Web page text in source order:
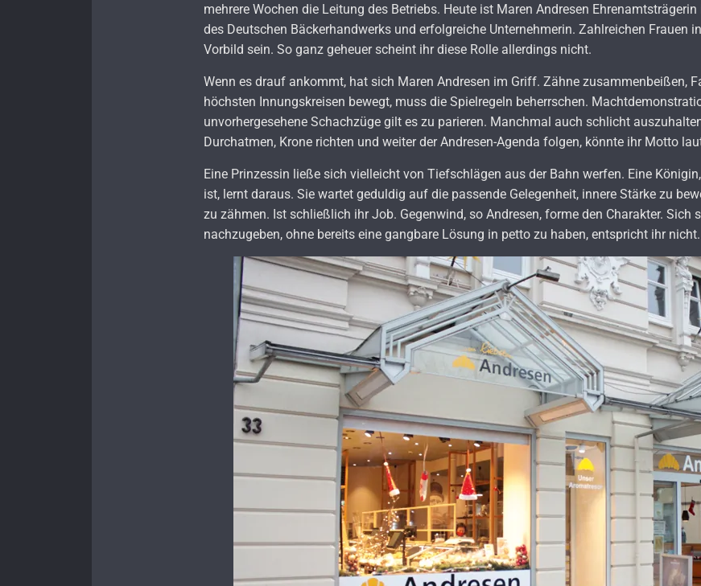
mehrere Wochen die Leitung des Betriebs. Heute ist Maren Andresen
des Deutschen Bäckerhandwerks und erfolgreiche Unternehmerin. Zahlreichen Frauen
Vorbild sein. So ganz geheuer scheint ihr diese Rolle allerdings nicht.
Wenn es drauf ankommt, hat sich Maren Andresen im Griff. Zähne zusammenbeißen,
höchsten Innungskreisen bewegt, muss die Spielregeln beherrschen.
unvorhergesehene Schachzüge gilt es zu parieren. Manchmal auch schlicht
Durchatmen, Krone richten und weiter der Andresen-Agenda folgen, könnte ihr Motto
Eine Prinzessin ließe sich vielleicht von Tiefschlägen aus der Bahn werfen. Eine
ist, lernt daraus. Sie wartet geduldig auf die passende Gelegenheit, innere Stärke zu
zu zähmen. Ist schließlich ihr Job. Gegenwind, so Andresen, forme den Charakter. Sich
nachzugeben, ohne bereits eine gangbare Lösung in petto zu haben, entspricht ihr nicht.